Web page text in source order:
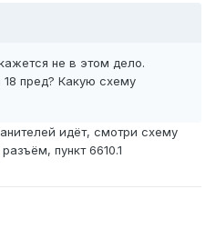
не в этом дело.
18 пред? Какую схему
идёт, смотри схему
пункт 6610.1